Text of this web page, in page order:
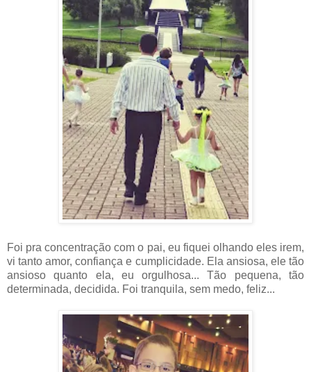
Foi pra concentração com o pai, eu fiquei olhando eles irem,
vi tanto amor, confiança e cumplicidade. Ela ansiosa, ele tão
ansioso quanto ela, eu orgulhosa... Tão pequena, tão
determinada, decidida. Foi tranquila, sem medo, feliz...